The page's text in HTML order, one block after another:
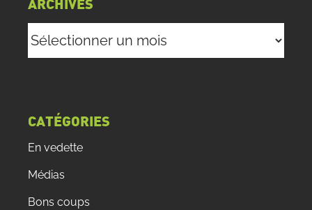
ARCHIVES
CATÉGORIES
En vedette
Médias
Bons coups